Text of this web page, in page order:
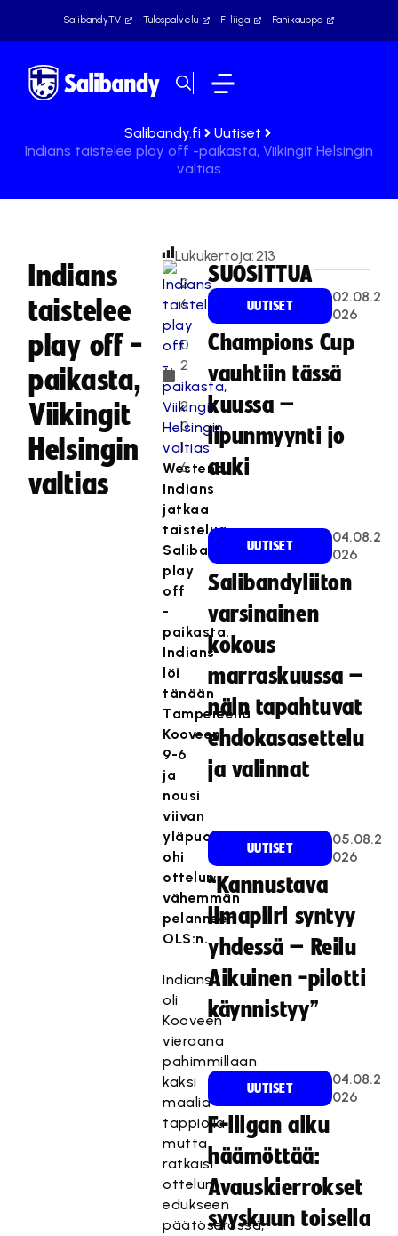
SalibandyTV Tulospalvelu F-liiga Fanikauppa
Salibandy.fi
Uutiset
Indians taistelee play off -paikasta, Viikingit Helsingin
valtias
Indians
taistelee
play off -
paikasta,
Viikingit
Helsingin
valtias
2
6
.
0
2
.
2
0
1
6
Lukukertoja:213
Westend
Indians
jatkaa
taistelua
Salibandyliigan
play
off
-
paikasta.
Indians
löi
tänään
Tampereella
Kooveen
9-6
ja
nousi
viivan
yläpuolelle
ohi
ottelun
vähemmän
pelanneen
OLS:n.
Indians
oli
Kooveen
vieraana
pahimmillaan
kaksi
maalia
tappiolla
mutta
ratkaisi
ottelun
edukseen
päätöserässä,
SUOSITTUA
UUTISET
02.08.2
026
Champions Cup
vauhtiin tässä
kuussa –
lipunmyynti jo
auki
UUTISET
04.08.2
026
Salibandyliiton
varsinainen
kokous
marraskuussa –
näin tapahtuvat
ehdokasasettelu
ja valinnat
UUTISET
05.08.2
026
“Kannustava
ilmapiiri syntyy
yhdessä – Reilu
Aikuinen -pilotti
käynnistyy”
UUTISET
04.08.2
026
F-liigan alku
häämöttää:
Avauskierrokset
syyskuun toisella